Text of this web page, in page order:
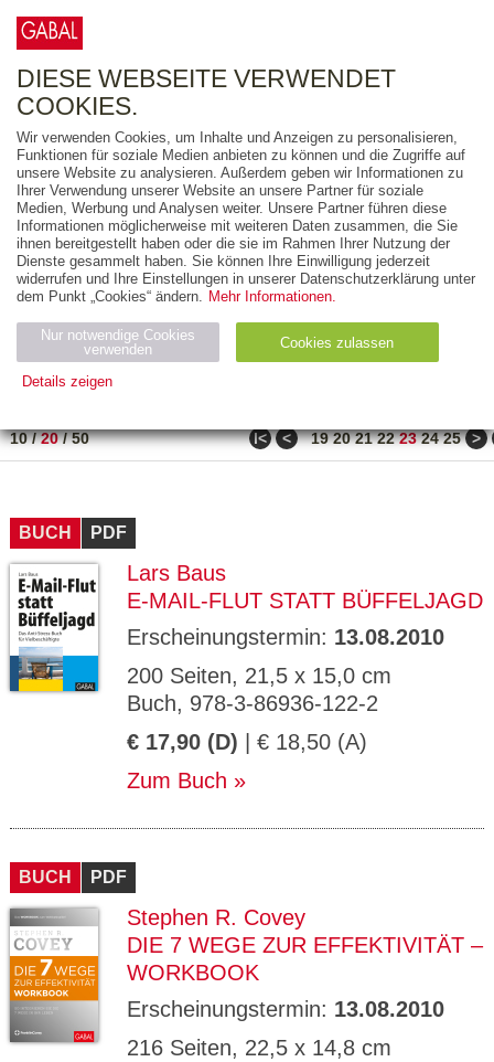
FREITEXT
AUSGABEART
AUS DER REIHE
ZUM THEMA
Neuerscheinung
Bestseller
PREIS
10/20/50 ǀ< < 19 20 21 22 23 24 25 >
BUCH PDF
Lars Baus
E-MAIL-FLUT STATT BÜFFELJAGD
Erscheinungstermin: 13.08.2010
200 Seiten, 21,5 x 15,0 cm
Buch, 978-3-86936-122-2
€ 17,90 (D) | € 18,50 (A)
Zum Buch
BUCH PDF
Stephen R. Covey
DIE 7 WEGE ZUR EFFEKTIVITÄT –
WORKBOOK
Erscheinungstermin: 13.08.2010
216 Seiten, 22,5 x 14,8 cm
DIESE WEBSEITE VERWENDET
COOKIES.
Wir verwenden Cookies, um Inhalte und Anzeigen zu personalisieren,
Funktionen für soziale Medien anbieten zu können und die Zugriffe auf
unsere Website zu analysieren. Außerdem geben wir Informationen zu
Ihrer Verwendung unserer Website an unsere Partner für soziale
Medien, Werbung und Analysen weiter. Unsere Partner führen diese
Informationen möglicherweise mit weiteren Daten zusammen, die Sie
ihnen bereitgestellt haben oder die sie im Rahmen Ihrer Nutzung der
Dienste gesammelt haben. Sie können Ihre Einwilligung jederzeit
widerrufen und Ihre Einstellungen in unserer Datenschutzerklärung unter
dem Punkt „Cookies“ ändern. Mehr Informationen.
Nur notwendige Cookies
verwenden
Cookies zulassen
Details zeigen
Name Zweck
ESSION
_ID
verlag.
de
GV_CO
OKIES
gabal-
Speichert den Zustimmungsstatus des
Benutzers für Cookies auf der aktuellen
Domäne.
ge
T
P